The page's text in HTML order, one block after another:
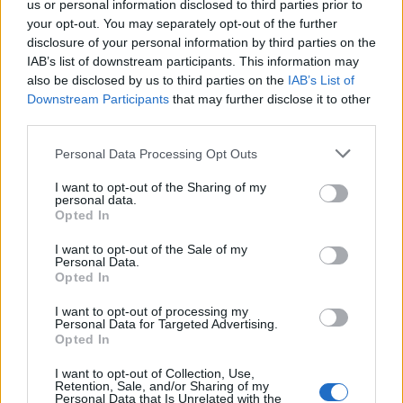
us or personal information disclosed to third parties prior to
your opt-out. You may separately opt-out of the further
disclosure of your personal information by third parties on the
IAB’s list of downstream participants. This information may
also be disclosed by us to third parties on the IAB’s List of
Downstream Participants that may further disclose it to other
Personal Data Processing Opt Outs
I want to opt-out of the Sharing of my
personal data.
Opted In
I want to opt-out of the Sale of my
Personal Data.
Opted In
I want to opt-out of processing my
Personal Data for Targeted Advertising.
Opted In
I want to opt-out of Collection, Use,
Retention, Sale, and/or Sharing of my
Personal Data that Is Unrelated with the
προοπτικές απασχόλησης και ανάπτυξης.
Η ΔΕΠΑ Εμπορίας επιβεβαιώνει τη δέσμευσή της
στην προώθηση των Ανανεώσιμων Πηγών
Σχετικά με τη ΔΕΠΑ Εμπορίας
Η ΔΕΠΑ Εμπορίας είναι κορυφαία εταιρεία στον
τομέα της ενέργειας στην Ελλάδα, με σημαντική
όπως ο Τερματικός Σταθμός LNG,
Αλεξανδρούπολης. Η εταιρεία επενδύει στρατηγικά
στις Ανανεώσιμες Πηγές Ενέργειας, συμβάλλοντας